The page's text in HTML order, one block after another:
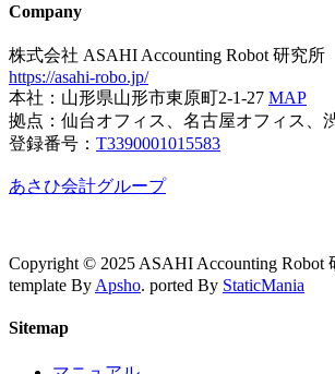
Company
株式会社 ASAHI Accounting Robot 研究所
https://asahi-robo.jp/
本社：山形県山形市東原町2-1-27 MAP
拠点：仙台オフィス、名古屋オフィス、
登録番号： T3390001015583
あさひ会計グループ
Copyright © 2025 ASAHI Accounting Robot
template By Apsho. ported By StaticMania
Sitemap